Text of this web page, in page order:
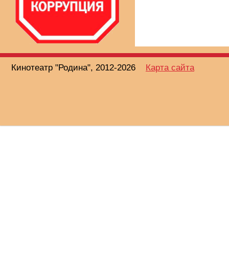
Кинотеатр "Родина", 2012-2026 Карта сайта